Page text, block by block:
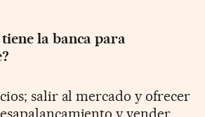
la banca para
salir al mercado y ofrecer
y vender